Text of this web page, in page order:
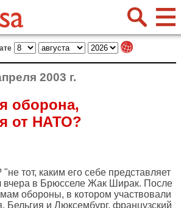
2003 г.
оборона,
от НАТО?
тот, каким его себе представляет
вчера в Брюсселе Жак Ширак. После
обороны, в котором участвовали
Бельгия и Люксембург, французский